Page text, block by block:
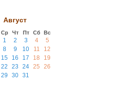
Август
Ср Чт Пт Сб Вс
1 2 3 4
5
8 9 10 11
12
15 16 17 18
19
22 23 24 25
26
29 30 31